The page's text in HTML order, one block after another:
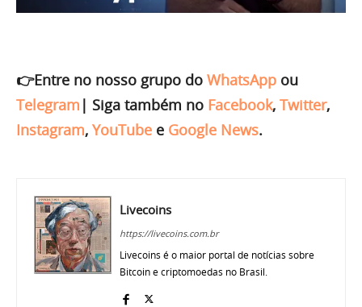
👉Entre no nosso grupo do WhatsApp ou
Telegram | Siga também no Facebook, Twitter,
Instagram, YouTube e Google News.
Livecoins
https://livecoins.com.br
Livecoins é o maior portal de notícias sobre
Bitcoin e criptomoedas no Brasil.